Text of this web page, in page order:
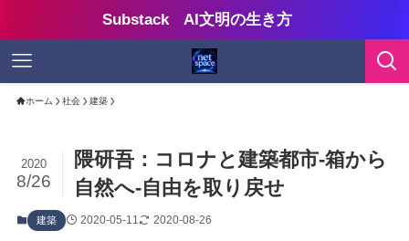
Substack AI文明の生き方
ホーム 社会 建築
隈研吾：コロナと建築都市-箱から
自然へ-自由を取り戻せ
2020
8/26
建築 2020-05-11 2020-08-26